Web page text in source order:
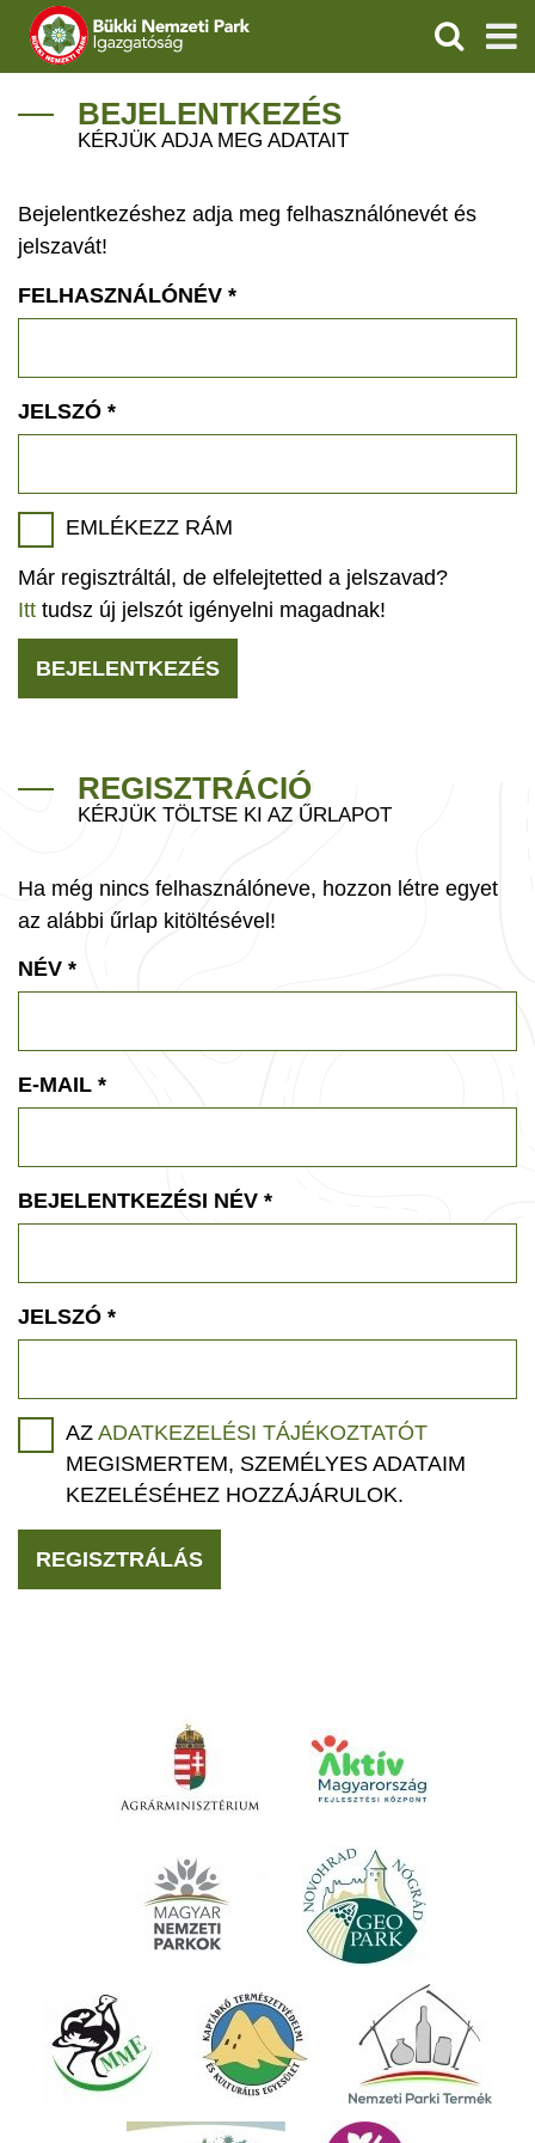
IGAZGATÓSÁG
VÍZVÉDELEM
ÖKOTURIZMUS
GEOPARKOK
KERESÉS
BEJELENTKEZÉS
KÉRJÜK ADJA MEG ADATAIT
Bejelentkezéshez adja meg felhasználónevét és
jelszavát!
FELHASZNÁLÓNÉV *
JELSZÓ *
EMLÉKEZZ RÁM
Már regisztráltál, de elfelejtetted a jelszavad?
Itt tudsz új jelszót igényelni magadnak!
BEJELENTKEZÉS
REGISZTRÁCIÓ
KÉRJÜK TÖLTSE KI AZ ŰRLAPOT
Ha még nincs felhasználóneve, hozzon létre egyet
az alábbi űrlap kitöltésével!
NÉV *
E-MAIL *
BEJELENTKEZÉSI NÉV *
JELSZÓ *
AZ ADATKEZELÉSI TÁJÉKOZTATÓT
MEGISMERTEM, SZEMÉLYES ADATAIM
KEZELÉSÉHEZ HOZZÁJÁRULOK.
REGISZTRÁLÁS